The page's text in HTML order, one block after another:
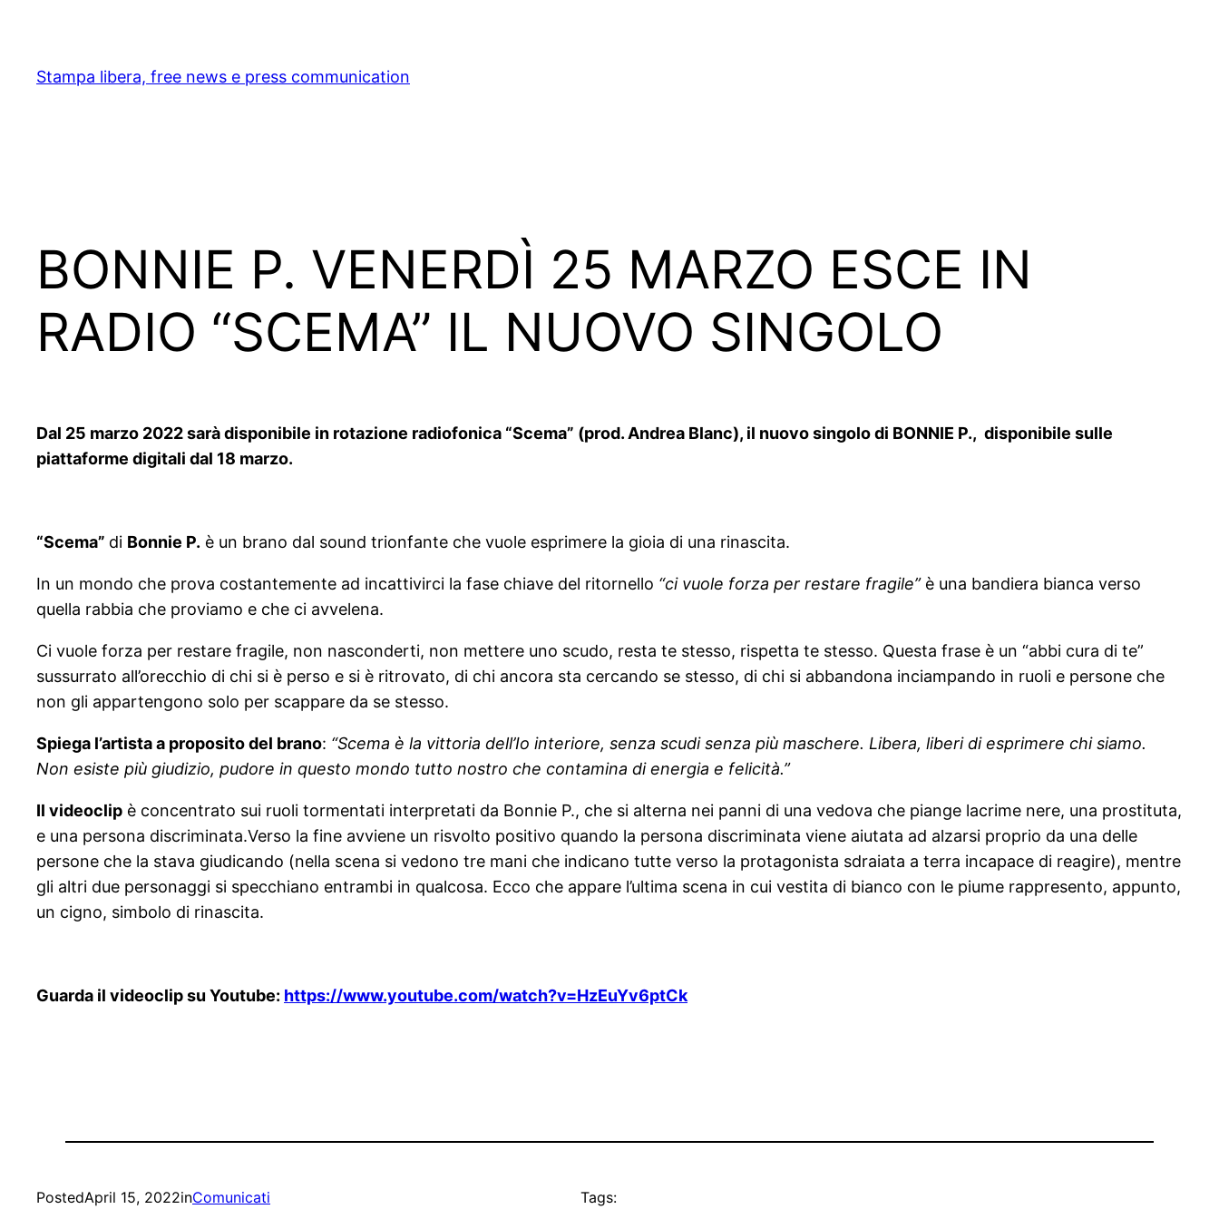
content
Stampa libera, free news e press communication
BONNIE P. VENERDÌ 25 MARZO ESCE IN
RADIO “SCEMA” IL NUOVO SINGOLO
Dal 25 marzo 2022 sarà disponibile in rotazione radiofonica “Scema” (prod. Andrea Blanc), il nuovo singolo di BONNIE P., disponibile sulle
piattaforme digitali dal 18 marzo.
“Scema” di Bonnie P. è un brano dal sound trionfante che vuole esprimere la gioia di una rinascita.
In un mondo che prova costantemente ad incattivirci la fase chiave del ritornello “ci vuole forza per restare fragile” è una bandiera bianca verso
quella rabbia che proviamo e che ci avvelena.
Ci vuole forza per restare fragile, non nasconderti, non mettere uno scudo, resta te stesso, rispetta te stesso. Questa frase è un “abbi cura di te”
sussurrato all’orecchio di chi si è perso e si è ritrovato, di chi ancora sta cercando se stesso, di chi si abbandona inciampando in ruoli e persone che
non gli appartengono solo per scappare da se stesso.
Spiega l’artista a proposito del brano: “Scema è la vittoria dell’Io interiore, senza scudi senza più maschere. Libera, liberi di esprimere chi siamo.
Non esiste più giudizio, pudore in questo mondo tutto nostro che contamina di energia e felicità.”
Il videoclip è concentrato sui ruoli tormentati interpretati da Bonnie P., che si alterna nei panni di una vedova che piange lacrime nere, una prostituta,
e una persona discriminata.Verso la fine avviene un risvolto positivo quando la persona discriminata viene aiutata ad alzarsi proprio da una delle
persone che la stava giudicando (nella scena si vedono tre mani che indicano tutte verso la protagonista sdraiata a terra incapace di reagire), mentre
gli altri due personaggi si specchiano entrambi in qualcosa. Ecco che appare l’ultima scena in cui vestita di bianco con le piume rappresento, appunto,
un cigno, simbolo di rinascita.
Guarda il videoclip su Youtube: https://www.youtube.com/watch?v=HzEuYv6ptCk
PostedApril 15, 2022inComunicati Tags: